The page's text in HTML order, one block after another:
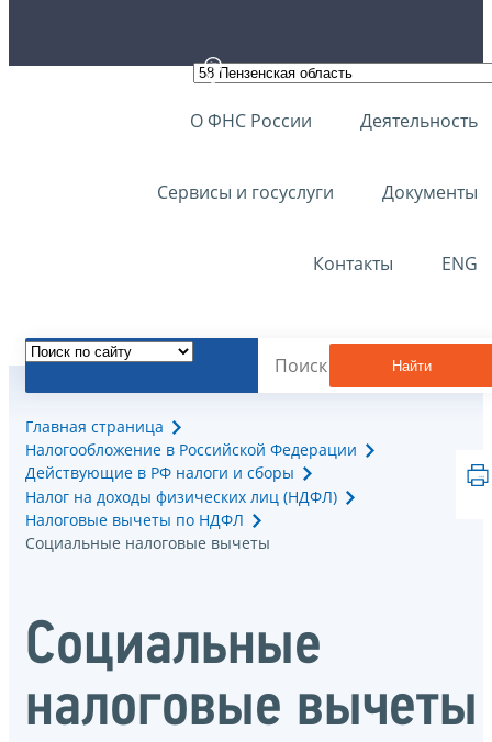
О ФНС России Деятельность
Сервисы и госуслуги Документы
Контакты ENG
Найти
Главная страница
Налогообложение в Российской Федерации
Действующие в РФ налоги и сборы
Налог на доходы физических лиц (НДФЛ)
Налоговые вычеты по НДФЛ
Социальные налоговые вычеты
Социальные
налоговые вычеты